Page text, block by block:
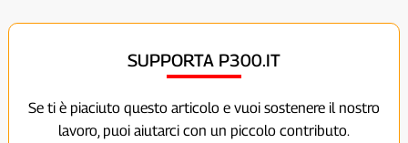
SUPPORTA P300.IT
Se ti è piaciuto questo articolo e vuoi sostenere il nostro
lavoro, puoi aiutarci con un piccolo contributo.